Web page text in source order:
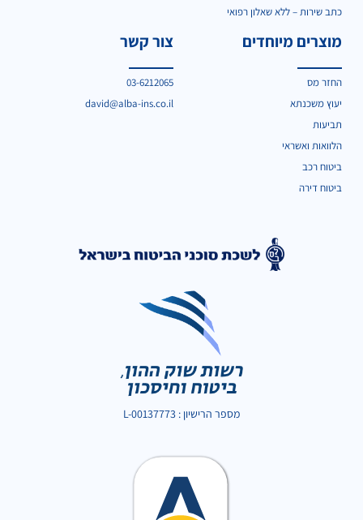
כתב שירות – ללא שאלון רפואי
מוצרים מיוחדים
החזר מס
יעוץ משכנתא
תביעות
הלוואות ואשראי
ביטוח רכב
ביטוח דירה
צור קשר
03-6212065
david@alba-ins.co.il
מספר הרישיון : L-00137773